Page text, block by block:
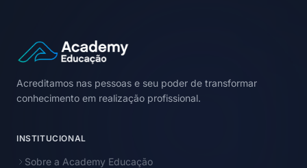
Acreditamos nas pessoas e seu poder de transformar
conhecimento em realização profissional.
INSTITUCIONAL
Sobre a Academy Educação